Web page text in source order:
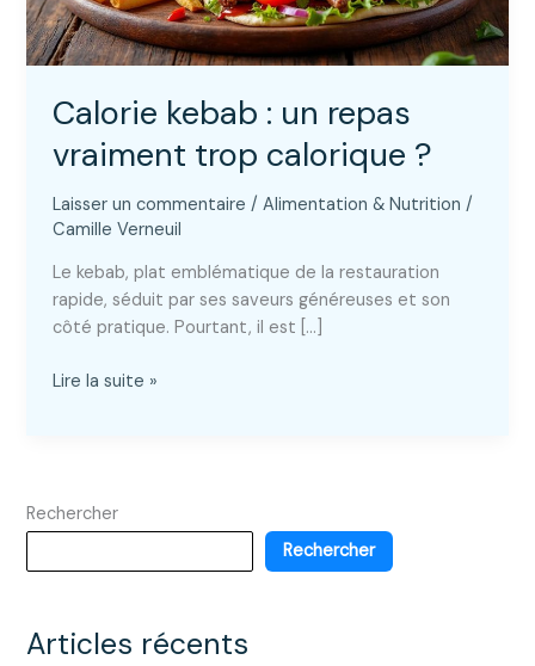
Calorie kebab : un repas
vraiment trop calorique ?
Laisser un commentaire /Alimentation & Nutrition /
Camille Verneuil
Le kebab, plat emblématique de la restauration
rapide, séduit par ses saveurs généreuses et son
côté pratique. Pourtant, il est […]
Calorie
vraiment
calorique
Lire la suite »
Rechercher
Rechercher
Articles récents